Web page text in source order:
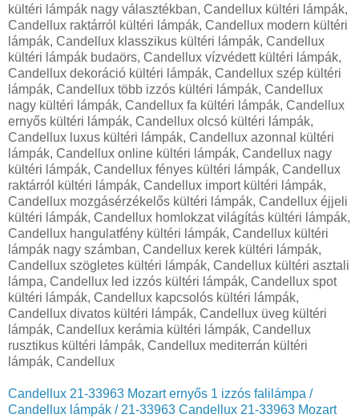
Candellux 21-33963 Mozart ernyős 1 izzós falilámpa /
Candellux lámpák / 21-33963 Candellux 21-33963 Mozart